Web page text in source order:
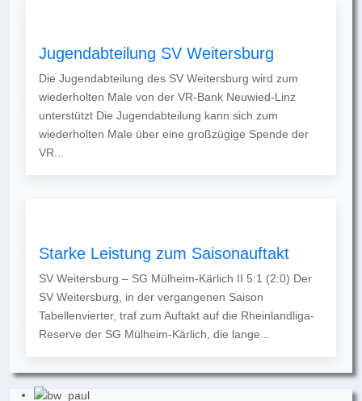
Jugendabteilung SV Weitersburg
Die Jugendabteilung des SV Weitersburg wird zum
wiederholten Male von der VR-Bank Neuwied-Linz
unterstützt Die Jugendabteilung kann sich zum
wiederholten Male über eine großzügige Spende der
VR...
Starke Leistung zum Saisonauftakt
SV Weitersburg – SG Mülheim-Kärlich II 5:1 (2:0) Der
SV Weitersburg, in der vergangenen Saison
Tabellenvierter, traf zum Auftakt auf die Rheinlandliga-
Reserve der SG Mülheim-Kärlich, die lange...